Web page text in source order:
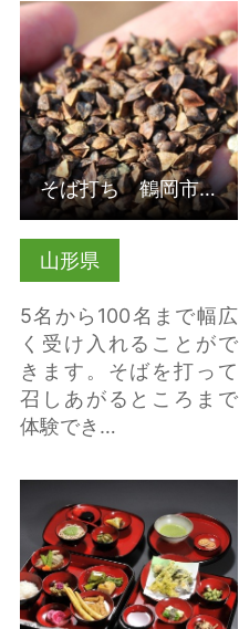
山形県
5名から100名まで幅広
く受け入れることがで
きます。そばを打って
召しあがるところまで
体験でき…
詳細はこちら
そば打ち 鶴岡市（受入人数は5～100名！）